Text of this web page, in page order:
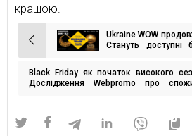
кращою.
Навігація
записів
Ukraine WOW
Стануть доступні
Black Friday як початок високого
Дослідження Webpromo про